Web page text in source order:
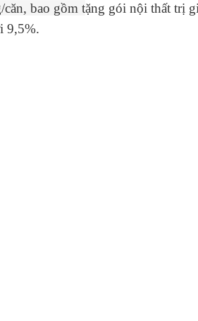
bao gồm tặng gói nội thất trị
9,5%.